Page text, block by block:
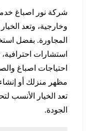
شركة نور
اصباغ
وخارجية، وتعد
المجاورة. بفضل
استشارات
احتياجات اصباغ
مظهر منزلك أو
تعد الخيار الأنسب
الجودة.